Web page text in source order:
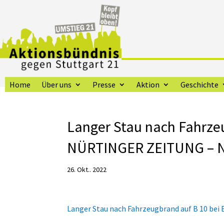
Home Über uns Presse Aktion Geschichte
Langer Stau nach
NÜRTINGER ZEITUNG
26. Okt.. 2022
Langer Stau nach Fahrzeugbrand auf B 10 bei